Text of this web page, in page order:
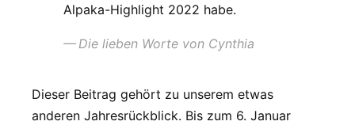
Alpaka-Highlight 2022 habe.
Die lieben Worte von Cynthia
Dieser Beitrag gehört zu unserem etwas
anderen Jahresrückblick. Bis zum 6. Januar